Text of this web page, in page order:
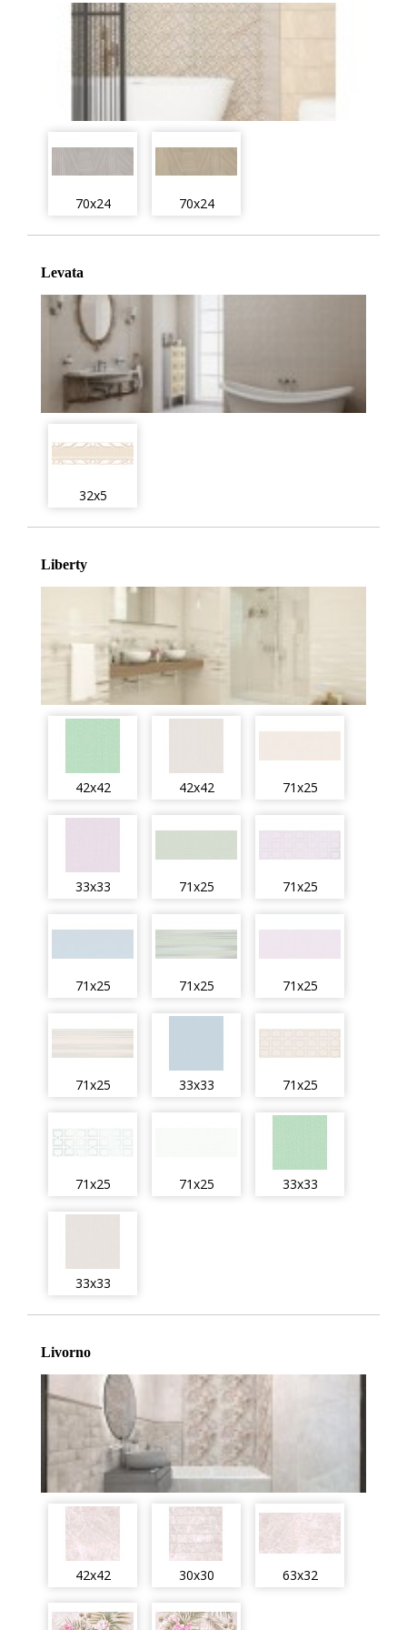
70x24 70x24
Levata
32x5
Liberty
42x42 42x42 71x25
33x33 71x25 71x25
71x25 71x25 71x25
71x25 33x33 71x25
71x25 71x25 33x33
33x33
Livorno
42x42 30x30 63x32